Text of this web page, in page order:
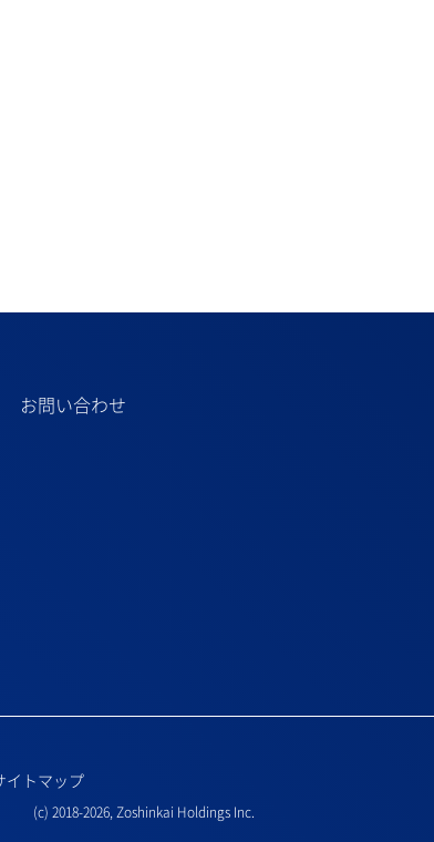
お問い合わせ
イトマップ
(c) 2018-2026, Zoshinkai Holdings Inc.